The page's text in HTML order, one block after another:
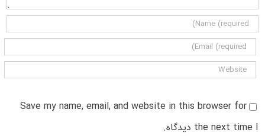
Save my name, email, and website in this browser for
the next time I دیدگاه.